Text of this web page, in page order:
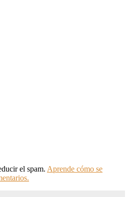
el spam. Aprende cómo se